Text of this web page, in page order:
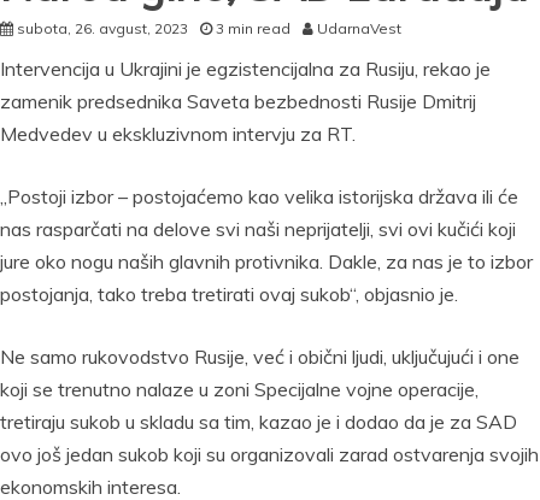
subota, 26. avgust, 2023 3 min read UdarnaVest
Intervencija u Ukrajini je egzistencijalna za Rusiju, rekao je
zamenik predsednika Saveta bezbednosti Rusije Dmitrij
Medvedev u ekskluzivnom intervju za RT.
„Postoji izbor – postojaćemo kao velika istorijska država ili će
nas rasparčati na delove svi naši neprijatelji, svi ovi kučići koji
jure oko nogu naših glavnih protivnika. Dakle, za nas je to izbor
postojanja, tako treba tretirati ovaj sukob“, objasnio je.
Ne samo rukovodstvo Rusije, već i obični ljudi, uključujući i one
koji se trenutno nalaze u zoni Specijalne vojne operacije,
tretiraju sukob u skladu sa tim, kazao je i dodao da je za SAD
ovo još jedan sukob koji su organizovali zarad ostvarenja svojih
ekonomskih interesa.